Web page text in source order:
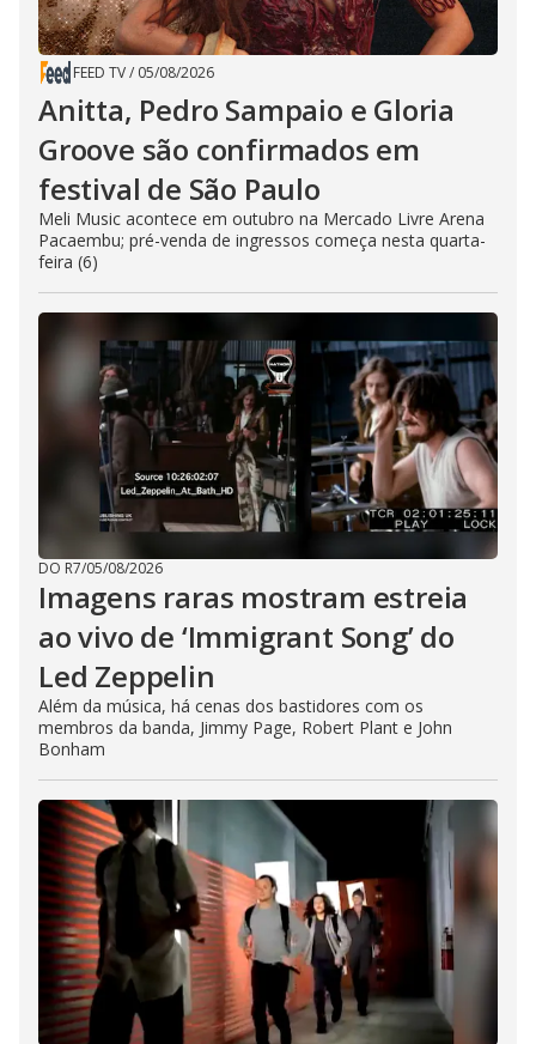
FEED TV/ 05/08/2026
Anitta, Pedro Sampaio e Gloria
Groove são confirmados em
festival de São Paulo
Meli Music acontece em outubro na Mercado Livre Arena
Pacaembu; pré-venda de ingressos começa nesta quarta-
feira (6)
DO R7/05/08/2026
Imagens raras mostram estreia
ao vivo de ‘Immigrant Song’ do
Led Zeppelin
Além da música, há cenas dos bastidores com os
membros da banda, Jimmy Page, Robert Plant e John
Bonham